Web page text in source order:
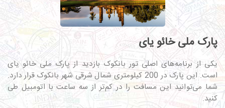
پارک ملی خائو یای
یکی از برنامه‌های اصلی تور بانکوک بازدید از پارک ملی خائو یای
است. این پارک در 200 کیلومتری شمال شرقی شهر بانکوک قرار دارد.
شما می‌توانید این مسافت را در کم‌تر از سه ساعت با اتومبیل طی
کنید.